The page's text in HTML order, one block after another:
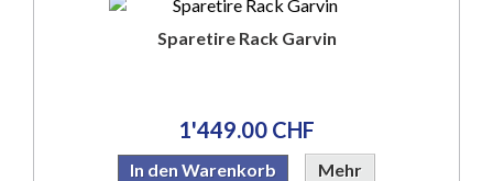
Sparetire Rack Garvin
1'449.00 CHF
In den Warenkorb Mehr